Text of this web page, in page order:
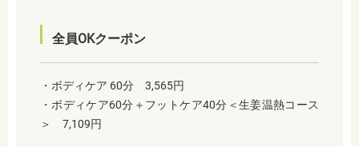
全員OKクーポン
・ボディケア 60分 3,565円
・ボディケア60分＋フットケア40分＜生姜温熱コース
＞ 7,109円